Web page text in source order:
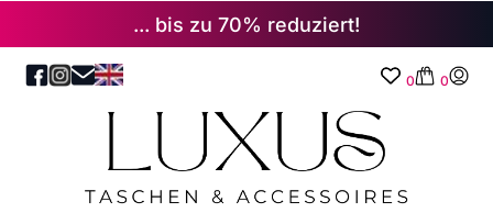
... bis zu 70% reduziert!
0 0